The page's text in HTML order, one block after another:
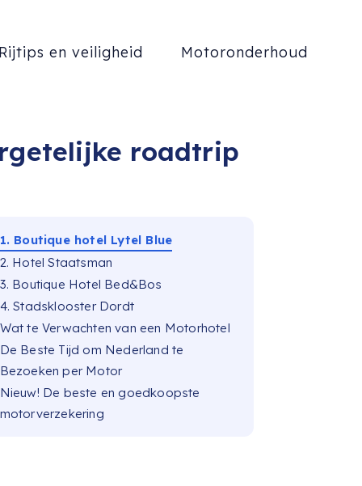
en veiligheid Motoronderhoud
roadtrip
1. Boutique hotel Lytel Blue
2. Hotel Staatsman
3. Boutique Hotel Bed&Bos
4. Stadsklooster Dordt
Wat te Verwachten van een Motorhotel
De Beste Tijd om Nederland te
Bezoeken per Motor
Nieuw! De beste en goedkoopste
motorverzekering